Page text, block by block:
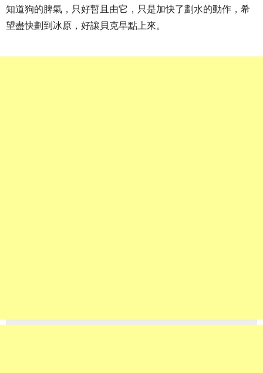
知道狗的脾氣，只好暫且由它，只是加快了劃水的動作，希
望盡快劃到冰原，好讓貝克早點上來。